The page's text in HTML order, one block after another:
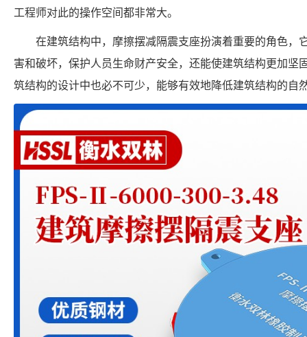
工程师对此的操作空间都非常大。
在建筑结构中，摩擦摆减隔震支座扮演着重要的角色，
害和破坏，保护人员生命财产安全，还能使建筑结构更加坚
筑结构的设计中也必不可少，能够有效地降低建筑结构的自